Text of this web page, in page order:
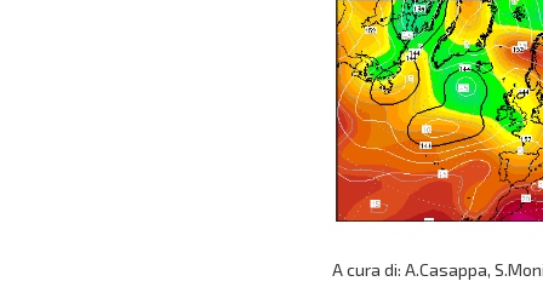
A cura di: A.Casappa,